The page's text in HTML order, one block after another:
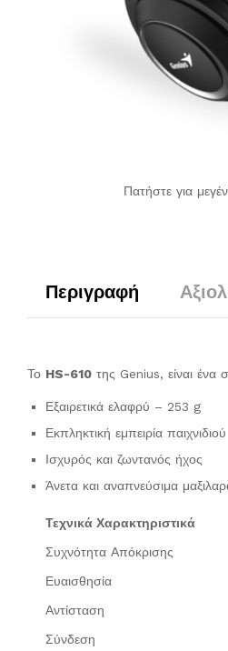
Πατήστε για
Περιγραφή
Το HS-610 της Genius, είναι ένα
Εξαιρετικά ελαφρύ – 253 g
Εκπληκτική εμπειρία παιχνιδιού
Ισχυρός και ζωντανός ήχος
Άνετα και αναπνεύσιμα
Τεχνικά Χαρακτηριστικά
Συχνότητα Απόκρισης
Ευαισθησία
Αντίσταση
Σύνδεση